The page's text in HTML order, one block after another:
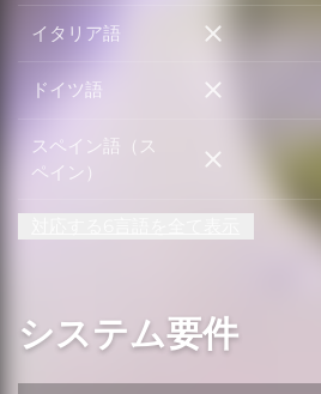
イタリア語 イタリア語
ドイツ語 ドイツ語
スペイン語（ス
ペイン）
スペイン語（
システム要件